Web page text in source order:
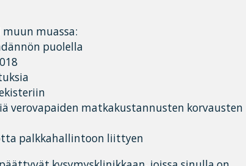
muassa:
puolella
verovapaiden matkakustannusten korvausten
palkkahallintoon liittyen